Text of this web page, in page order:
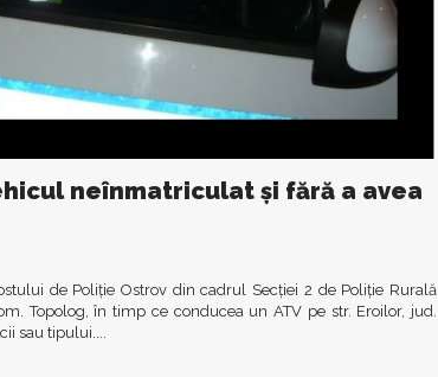
neînmatriculat și fără a avea
de Poliție Ostrov din cadrul Secției 2 de Poliție Rurală
Topolog, în timp ce conducea un ATV pe str. Eroilor, jud.
sau tipului....